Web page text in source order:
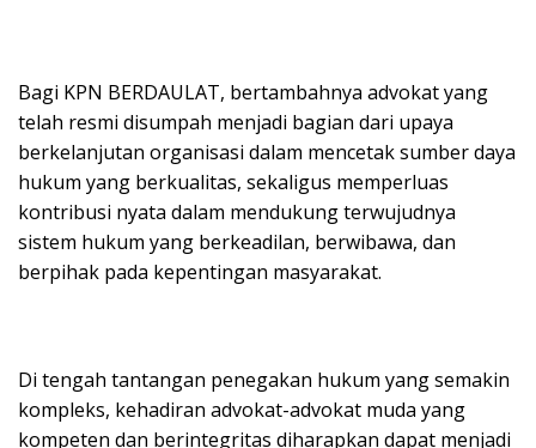
Bagi KPN BERDAULAT, bertambahnya advokat yang
telah resmi disumpah menjadi bagian dari upaya
berkelanjutan organisasi dalam mencetak sumber daya
hukum yang berkualitas, sekaligus memperluas
kontribusi nyata dalam mendukung terwujudnya
sistem hukum yang berkeadilan, berwibawa, dan
berpihak pada kepentingan masyarakat.
Di tengah tantangan penegakan hukum yang semakin
kompleks, kehadiran advokat-advokat muda yang
kompeten dan berintegritas diharapkan dapat menjadi